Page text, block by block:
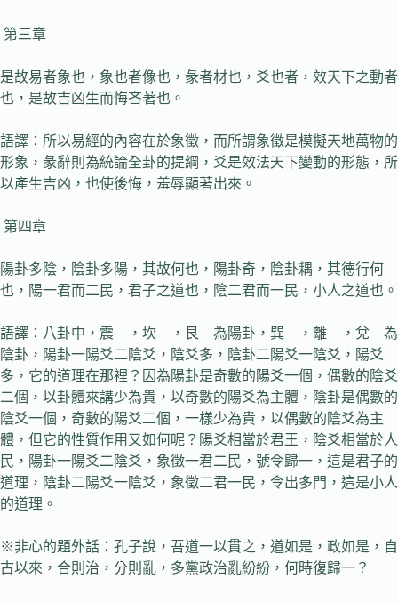
第三章
是故易者象也，象也者像也，彖者材也，爻也者，效天下之動者
也，是故吉凶生而悔吝著也。
語譯：所以易經的內容在於象徵，而所謂象徵是模擬天地萬物的
形象，彖辭則為統論全卦的提綱，爻是效法天下變動的形態，所
以產生吉凶，也使後悔，羞辱顯著出來。
第四章
陽卦多陰，陰卦多陽，其故何也，陽卦奇，陰卦耦，其德行何
也，陽一君而二民，君子之道也，陰二君而一民，小人之道也。
語譯：八卦中，震 ，坎 ，艮 為陽卦，巽 ，離 ，兌 為
陰卦，陽卦一陽爻二陰爻，陰爻多，陰卦二陽爻一陰爻，陽爻
多，它的道理在那裡？因為陽卦是奇數的陽爻一個，偶數的陰爻
二個，以卦體來講少為貴，以奇數的陽爻為主體，陰卦是偶數的
陰爻一個，奇數的陽爻二個，一樣少為貴，以偶數的陰爻為主
體，但它的性質作用又如何呢？陽爻相當於君王，陰爻相當於人
民，陽卦一陽爻二陰爻，象徵一君二民，號令歸一，這是君子的
道理，陰卦二陽爻一陰爻，象徵二君一民，令出多門，這是小人
的道理。
※非心的題外話：孔子說，吾道一以貫之，道如是，政如是，自
古以來，合則治，分則亂，多黨政治亂紛紛，何時復歸一？